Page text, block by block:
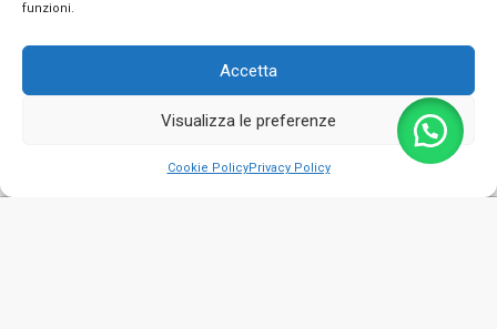
funzioni.
Accetta
Visualizza le preferenze
Cookie PolicyPrivacy Policy
SEGUICI SUI SOCIAL